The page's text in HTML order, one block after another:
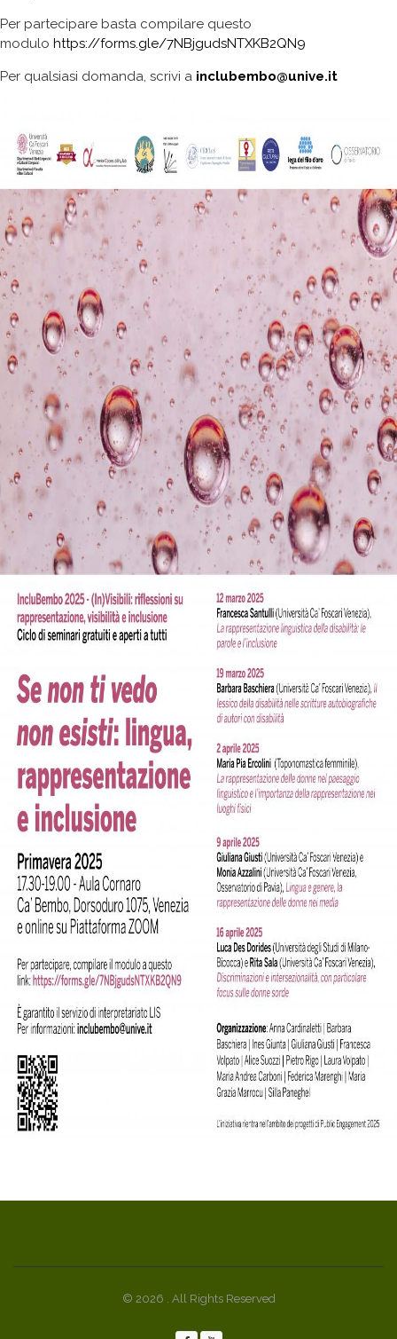
Per partecipare basta compilare questo
modulo https://forms.gle/7NBjgudsNTXKB2QN9
Per qualsiasi domanda, scrivi a inclubembo@unive.it
© 2026 . All Rights Reserved